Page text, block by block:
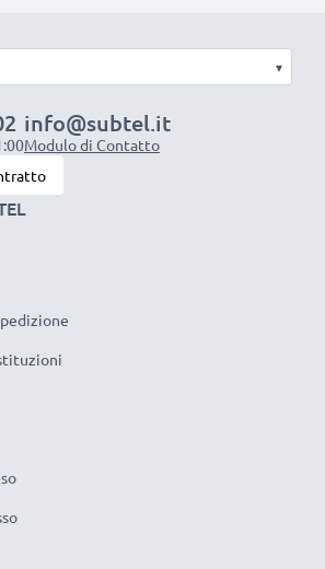
mAh: circa 2 ore
mAh: circa 4 ore
mAh: circa 6 ore
una prestaziona ottimale e il
efficienza desiderata ricarica
batterie prima d‘impiegarle.
intelligente, con schermo
Ordina ora, spedizione
garanzia!
▾
info@subtel.it
Modulo di Contatto